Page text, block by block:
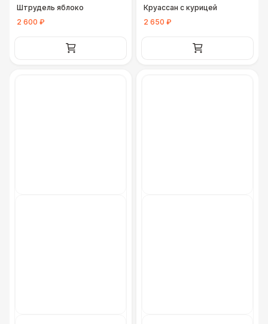
Штрудель яблоко
2 600 ₽
Круассан с курицей
2 650 ₽